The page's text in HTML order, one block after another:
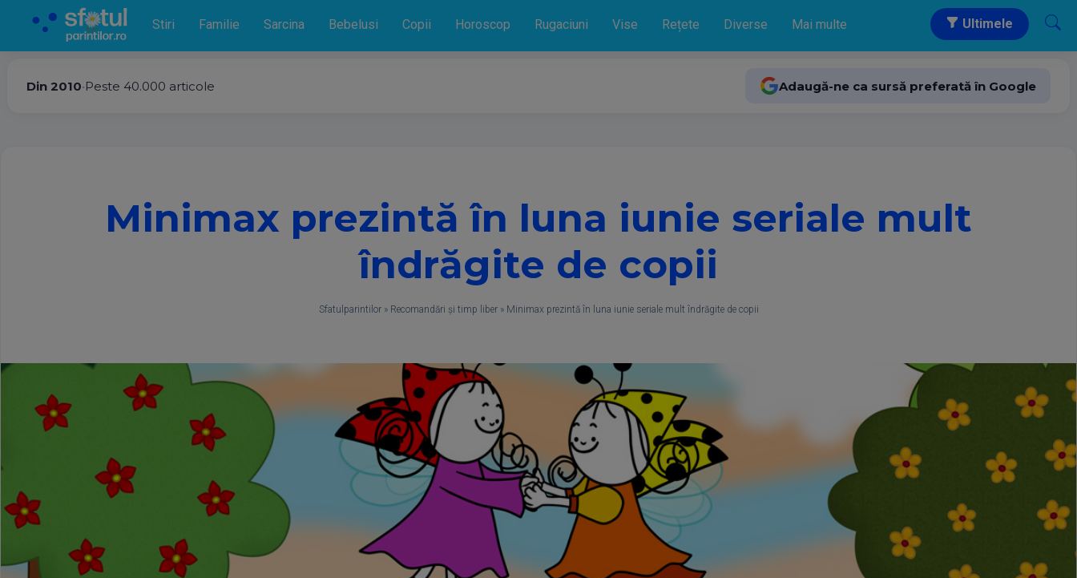
Stiri Familie Sarcina Bebelusi Copii Horoscop Rugaciuni Vise Rețete Diverse Mai multe Ultimele
Din 2010•Peste 40.000 articole Adaugă-ne ca sursă preferată în Google
Minimax prezintă în luna iunie seriale mult
îndrăgite de copii
Sfatulparintilor» Recomandări și timp liber» Minimax prezintă în luna iunie seriale mult îndrăgite de copii